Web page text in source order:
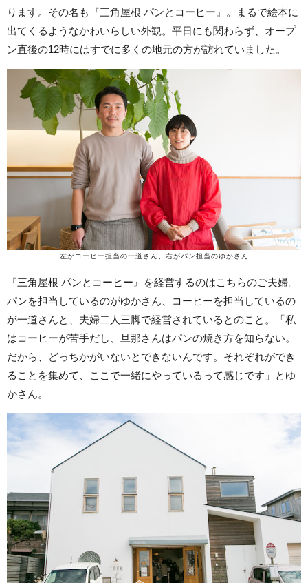
ります。その名も『三角屋根 パンとコーヒー』。まるで絵本に
出てくるようなかわいらしい外観。平日にも関わらず、オープ
ン直後の12時にはすでに多くの地元の方が訪れていました。
左がコーヒー担当の一道さん、右がパン担当のゆかさん
『三角屋根 パンとコーヒー』を経営するのはこちらのご夫婦。
パンを担当しているのがゆかさん、コーヒーを担当しているの
が一道さんと、夫婦二人三脚で経営されているとのこと。「私
はコーヒーが苦手だし、旦那さんはパンの焼き方を知らない。
だから、どっちかがいないとできないんです。それぞれができ
ることを集めて、ここで一緒にやっているって感じです」とゆ
かさん。